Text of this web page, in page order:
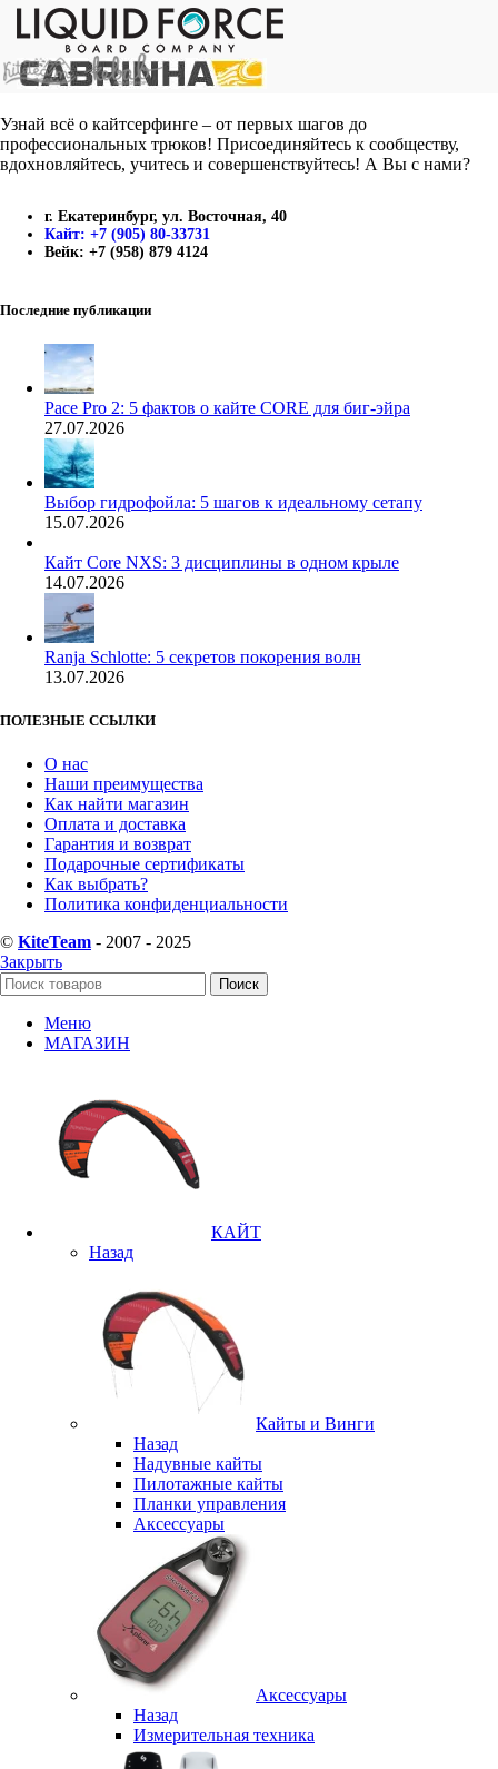
Узнай всё о кайтсерфинге – от первых шагов до
профессиональных трюков! Присоединяйтесь к сообществу,
вдохновляйтесь, учитесь и совершенствуйтесь! А Вы с нами?
г. Екатеринбург, ул. Восточная, 40
Кайт: +7 (905) 80-33731
Вейк: +7 (958) 879 4124
Последние публикации
Pace Pro 2: 5 фактов о кайте CORE для биг-эйра
27.07.2026
Выбор гидрофойла: 5 шагов к идеальному сетапу
15.07.2026
Кайт Core NXS: 3 дисциплины в одном крыле
14.07.2026
Ranja Schlotte: 5 секретов покорения волн
13.07.2026
ПОЛЕЗНЫЕ ССЫЛКИ
О нас
Наши преимущества
Как найти магазин
Оплата и доставка
Гарантия и возврат
Подарочные сертификаты
Как выбрать?
Политика конфиденциальности
© KiteTeam - 2007 - 2025
Закрыть
Поиск
Меню
МАГАЗИН
КАЙТ
Назад
Кайты и Винги
Назад
Надувные кайты
Пилотажные кайты
Планки управления
Аксессуары
Аксессуары
Назад
Измерительная техника